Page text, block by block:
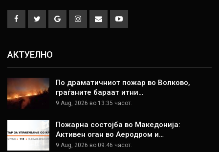
АКТУЕЛНО
По драматичниот пожар во Волково,
граѓаните бараат итни…
9 Aug, 2026 во 13:35 часот.
Пожарна состојба во Македонија:
Активен оган во Аеродром и…
9 Aug, 2026 во 09:46 часот.